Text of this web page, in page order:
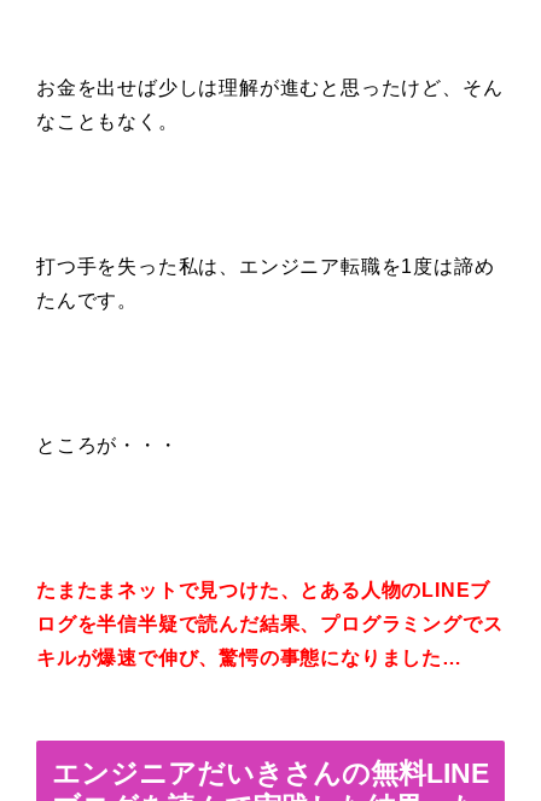
お金を出せば少しは理解が進むと思ったけど、そん
なこともなく。
打つ手を失った私は、エンジニア転職を1度は諦め
たんです。
ところが・・・
たまたまネットで見つけた、とある人物のLINEブ
ログを半信半疑で読んだ結果、プログラミングでス
キルが爆速で伸び、驚愕の事態になりました…
エンジニアだいきさんの無料LINE